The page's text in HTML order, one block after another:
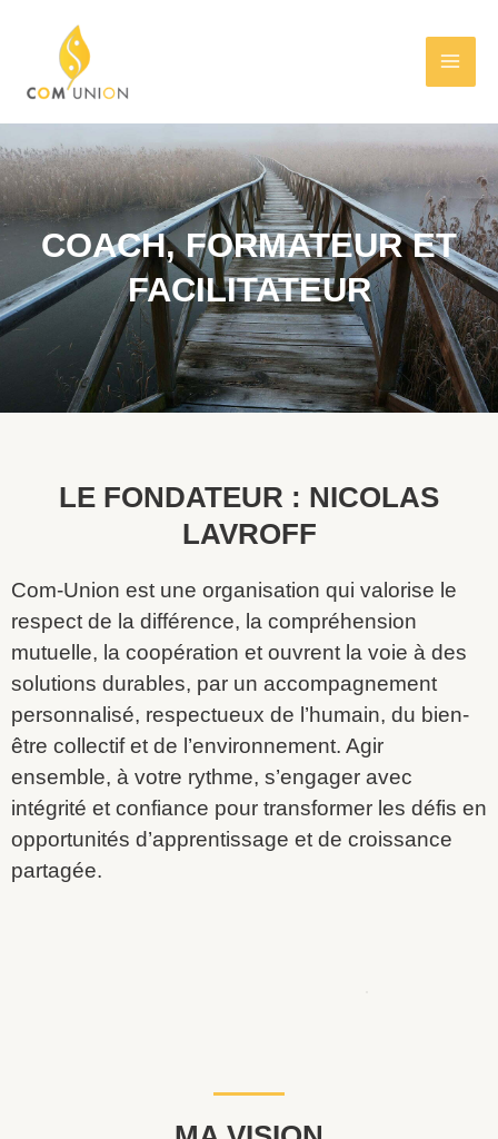
COACH, FORMATEUR ET
FACILITATEUR
LE FONDATEUR : NICOLAS
LAVROFF
Com-Union est une organisation qui valorise le
respect de la différence, la compréhension
mutuelle, la coopération et ouvrent la voie à des
solutions durables, par un accompagnement
personnalisé, respectueux de l’humain, du bien-
être collectif et de l’environnement. Agir
ensemble, à votre rythme, s’engager avec
intégrité et confiance pour transformer les défis en
opportunités d’apprentissage et de croissance
partagée.